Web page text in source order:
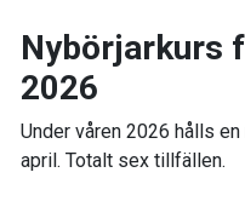
Nybörjarkurs
2026
Under våren 2026 hålls
april. Totalt sex tillfällen.